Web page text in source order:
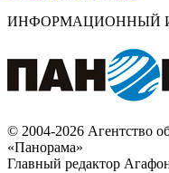
ИНФОРМАЦИОННЫЙ
© 2004-2026 Агентство
«Панорама»
Главный редактор